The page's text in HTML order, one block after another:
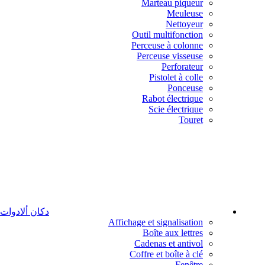
Marteau piqueur
Meuleuse
Nettoyeur
Outil multifonction
Perceuse à colonne
Perceuse visseuse
Perforateur
Pistolet à colle
Ponceuse
Rabot électrique
Scie électrique
Touret
دكان ألادوات
Affichage et signalisation
Boîte aux lettres
Cadenas et antivol
Coffre et boîte à clé